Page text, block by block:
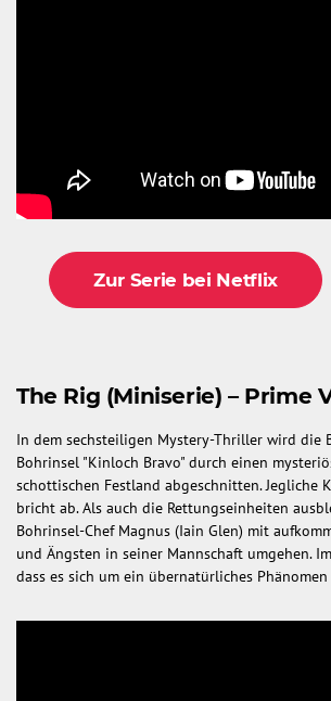
Zur Serie bei Netflix
The Rig (Miniserie) – Prime
In dem sechsteiligen Mystery-Thriller wird die
Bohrinsel "Kinloch Bravo" durch einen
schottischen Festland abgeschnitten. Jegliche
bricht ab. Als auch die Rettungseinheiten
Bohrinsel-Chef Magnus (Iain Glen) mit
und Ängsten in seiner Mannschaft umgehen.
dass es sich um ein übernatürliches